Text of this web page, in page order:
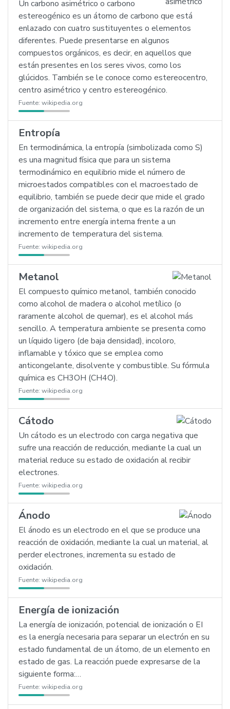
Un carbono asimétrico o carbono
estereogénico es un átomo de carbono que está
enlazado con cuatro sustituyentes o elementos
diferentes. Puede presentarse en algunos
compuestos orgánicos, es decir, en aquellos que
están presentes en los seres vivos, como los
glúcidos. También se le conoce como estereocentro,
centro asimétrico y centro estereogénico.
Fuente: wikipedia.org
Entropía
En termodinámica, la entropía (simbolizada como S)
es una magnitud física que para un sistema
termodinámico en equilibrio mide el número de
microestados compatibles con el macroestado de
equilibrio, también se puede decir que mide el grado
de organización del sistema, o que es la razón de un
incremento entre energía interna frente a un
incremento de temperatura del sistema.
Fuente: wikipedia.org
Metanol
El compuesto químico metanol, también conocido
como alcohol de madera o alcohol metílico (o
raramente alcohol de quemar), es el alcohol más
sencillo. A temperatura ambiente se presenta como
un líquido ligero (de baja densidad), incoloro,
inflamable y tóxico que se emplea como
anticongelante, disolvente y combustible. Su fórmula
química es CH3OH (CH4O).
Fuente: wikipedia.org
Cátodo
Un cátodo es un electrodo con carga negativa que
sufre una reacción de reducción, mediante la cual un
material reduce su estado de oxidación al recibir
electrones.
Fuente: wikipedia.org
Ánodo
El ánodo es un electrodo en el que se produce una
reacción de oxidación, mediante la cual un material, al
perder electrones, incrementa su estado de
oxidación.
Fuente: wikipedia.org
Energía de ionización
La energía de ionización, potencial de ionización o EI
es la energía necesaria para separar un electrón en su
estado fundamental de un átomo, de un elemento en
estado de gas. La reacción puede expresarse de la
siguiente forma:…
Fuente: wikipedia.org